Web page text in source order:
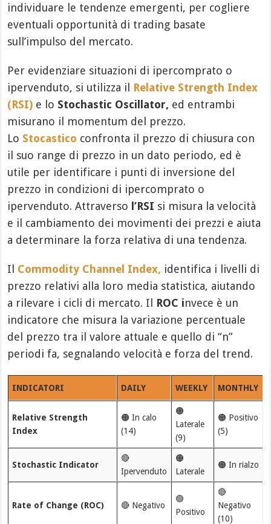
individuare le tendenze emergenti, per cogliere
eventuali opportunità di trading basate
sull’impulso del mercato.
Per evidenziare situazioni di ipercomprato o
ipervenduto, si utilizza il Relative Strength Index
(RSI) e lo Stochastic Oscillator, ed entrambi
misurano il momentum del prezzo.
Lo Stocastico confronta il prezzo di chiusura con
il suo range di prezzo in un dato periodo, ed è
utile per identificare i punti di inversione del
prezzo in condizioni di ipercomprato o
ipervenduto. Attraverso l’RSI si misura la velocità
e il cambiamento dei movimenti dei prezzi e aiuta
a determinare la forza relativa di una tendenza.
Il Commodity Channel Index, identifica i livelli di
prezzo relativi alla loro media statistica, aiutando
a rilevare i cicli di mercato. Il ROC invece è un
indicatore che misura la variazione percentuale
del prezzo tra il valore attuale e quello di “n”
periodi fa, segnalando velocità e forza del trend.
INDICATORI DAILY WEEKLY MONTHLY
Relative Strength
Index
🟠 In calo
(14)
🟠
Laterale
(9)
🟠 Positivo
(5)
Stochastic Indicator
🔴
Ipervenduto
🟠
Laterale
🟠 In rialzo
Rate of Change (ROC) 🔴 Negativo
🟢
Positivo
🔴
Negativo
(10)